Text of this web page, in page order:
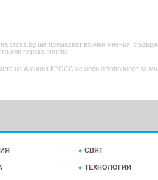
на cross.bg ще премахват всички мнения,
или верска основа.
на Агенция КРОСС не носи отговорност за
СВЯТ
ТЕХНОЛОГИИ